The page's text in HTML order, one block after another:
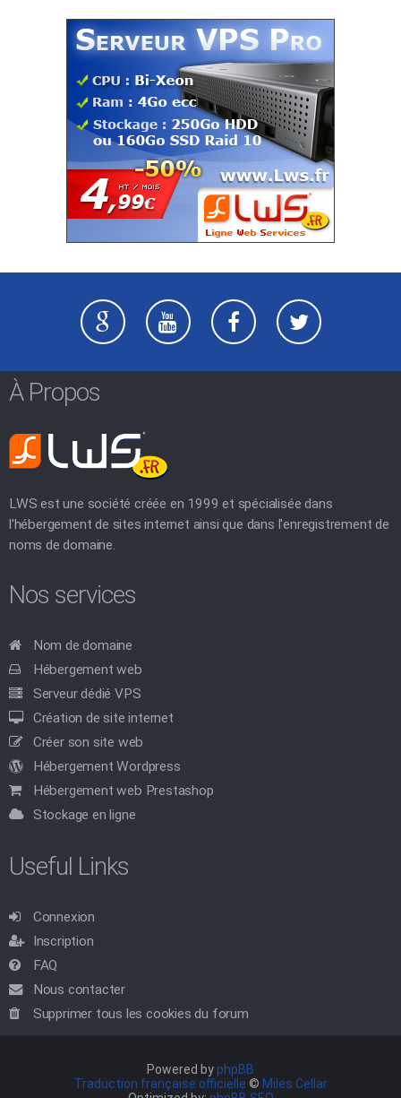
À Propos
LWS est une société créée en 1999 et spécialisée dans
l'hébergement de sites internet ainsi que dans l'enregistrement de
noms de domaine.
Nos services
Nom de domaine
Hébergement web
Serveur dédié VPS
Création de site internet
Créer son site web
Hébergement Wordpress
Hébergement web Prestashop
Stockage en ligne
Useful Links
Connexion
Inscription
FAQ
Nous contacter
Supprimer tous les cookies du forum
Powered byphpBB
Traduction française officielle © Miles Cellar